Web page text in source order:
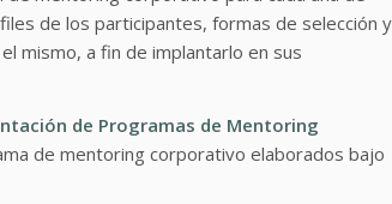
de los participantes, formas de selección y
mismo, a fin de implantarlo en sus
de Programas de Mentoring
de mentoring corporativo elaborados bajo